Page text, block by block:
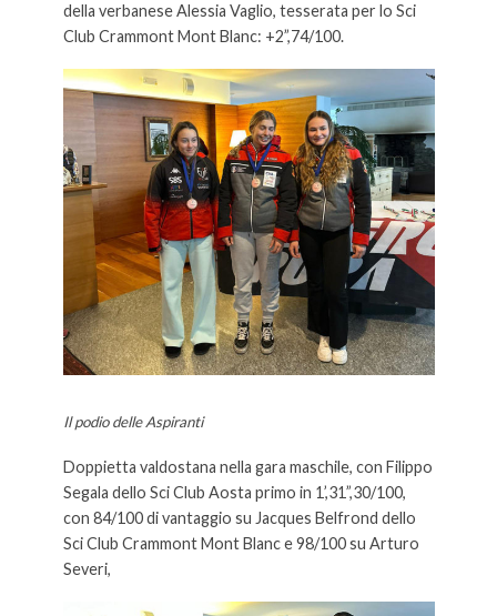
della verbanese Alessia Vaglio, tesserata per lo Sci
Club Crammont Mont Blanc: +2”,74/100.
Il podio delle Aspiranti
Doppietta valdostana nella gara maschile, con Filippo
Segala dello Sci Club Aosta primo in 1’,31”,30/100,
con 84/100 di vantaggio su Jacques Belfrond dello
Sci Club Crammont Mont Blanc e 98/100 su Arturo
Severi,